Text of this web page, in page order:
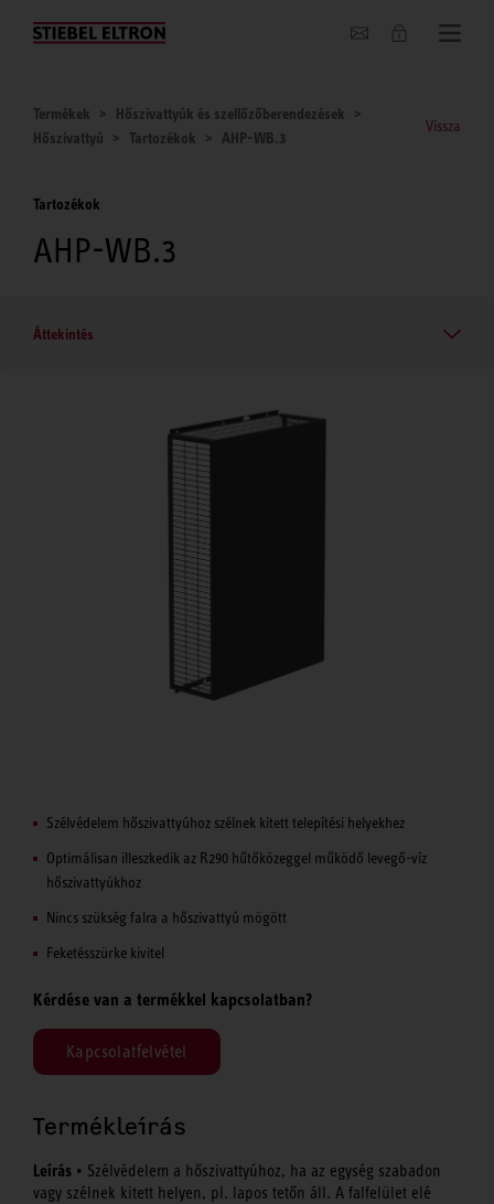
Hírek
Termékek
Hőszivattyúk és szellőzőberendezések
Hőszivattyú
Tartozékok AHP-WB.3
Vissza
Tartozékok
AHP-WB.3
Áttekintés
Szélvédelem hőszivattyúhoz szélnek kitett telepítési helyekhez
Optimálisan illeszkedik az R290 hűtőközeggel működő levegő-víz
hőszivattyúkhoz
Nincs szükség falra a hőszivattyú mögött
Feketésszürke kivitel
Kérdése van a termékkel kapcsolatban?
Kapcsolatfelvétel
Termékleírás
Leírás • Szélvédelem a hőszivattyúhoz, ha az egység szabadon
vagy szélnek kitett helyen, pl. lapos tetőn áll. A falfelület elé